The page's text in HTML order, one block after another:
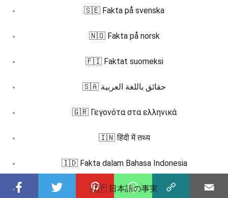
🇸🇪 Fakta på svenska
🇳🇴 Fakta på norsk
🇫🇮 Faktat suomeksi
🇸🇦 حقائق باللغة العربية
🇬🇷 Γεγονότα στα ελληνικά
🇮🇳 हिंदी में तथ्य
🇮🇩 Fakta dalam Bahasa Indonesia
🇯🇵 日本語の事実